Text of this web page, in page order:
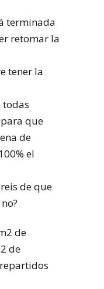
terminada
retomar la
tener la
todas
que
de
el
de que
de
de